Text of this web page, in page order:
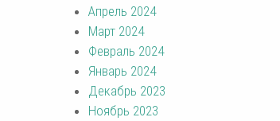
Апрель 2024
Март 2024
Февраль 2024
Январь 2024
Декабрь 2023
Ноябрь 2023